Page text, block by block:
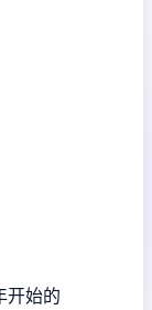
开始的